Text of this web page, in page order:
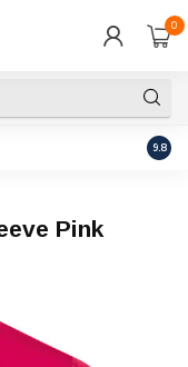
0
9.8
Pink